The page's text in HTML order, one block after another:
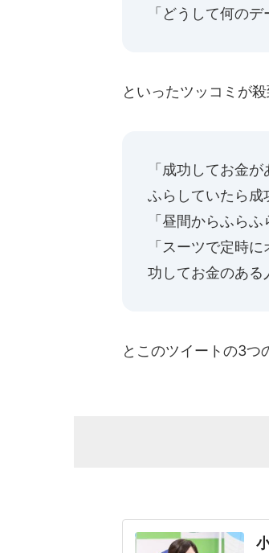
「どうして何の
といったツッコミが
「成功してお金
ふらしていたら成
「昼間からふら
「スーツで定時
功してお金のある
とこのツイートの3つ